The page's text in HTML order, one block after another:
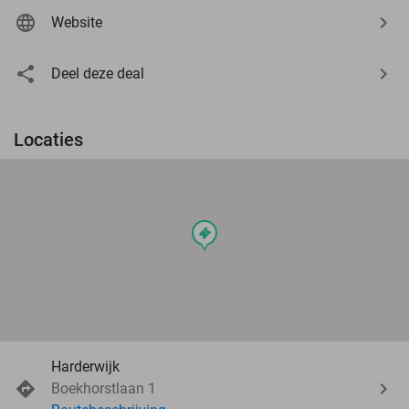
Website
Deel deze deal
Locaties
events
Harderwijk
Boekhorstlaan 1